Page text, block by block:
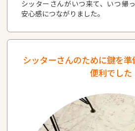
シッターさんがいつ来て、いつ帰
安心感につながりました。
シッターさんのために鍵を準
便利でした